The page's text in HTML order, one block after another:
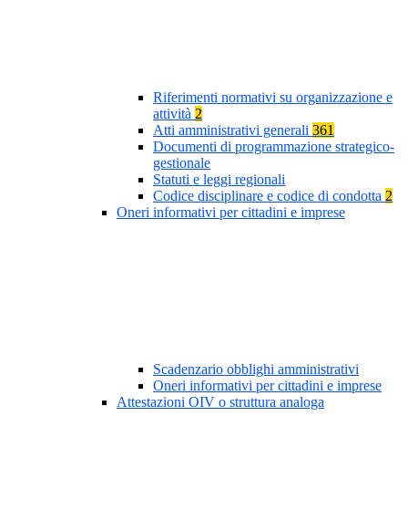
Riferimenti normativi su organizzazione e
attività 2
Atti amministrativi generali 361
Documenti di programmazione strategico-
gestionale
Statuti e leggi regionali
Codice disciplinare e codice di condotta 2
Oneri informativi per cittadini e imprese
Scadenzario obblighi amministrativi
Oneri informativi per cittadini e imprese
Attestazioni OIV o struttura analoga